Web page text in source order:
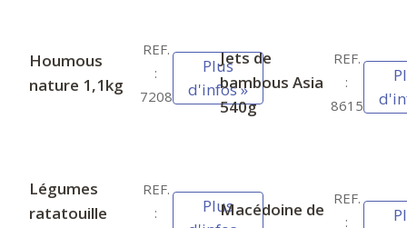
Houmous
nature 1,1kg
REF.
:
7208
Plus
d'infos »
Jets de
bambous Asia
540g
REF.
:
8615
Légumes
ratatouille
REF.
:
PlusMacédoine de
REF.
: